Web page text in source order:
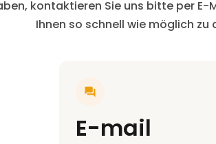
kontaktieren Sie uns bitte per E-
Ihnen so schnell wie möglich zu
E-mail